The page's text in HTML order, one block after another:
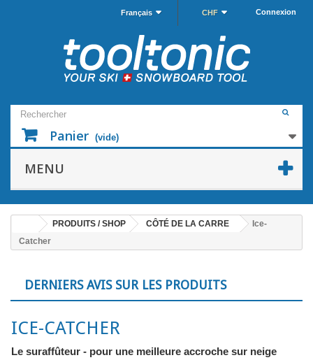
Connexion
CHF
Français
Panier (vide)
MENU
PRODUITS / SHOP CÔTÉ DE LA CARRE
Ice-
Catcher
DERNIERS AVIS SUR LES PRODUITS
ICE-CATCHER
Le suraffûteur - pour une meilleure accroche sur neige